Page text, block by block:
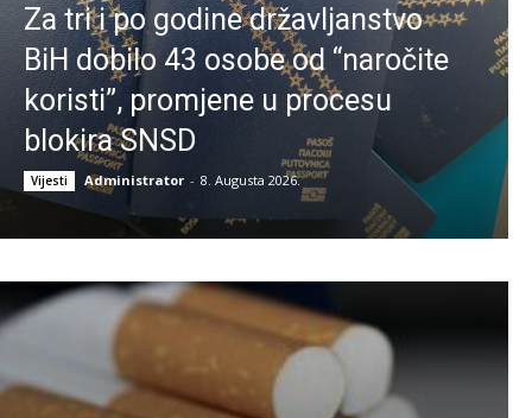
Za tri i po godine državljanstvo
BiH dobilo 43 osobe od “naročite
koristi”, promjene u procesu
blokira SNSD
Vijesti Administrator - 8. Augusta 2026.